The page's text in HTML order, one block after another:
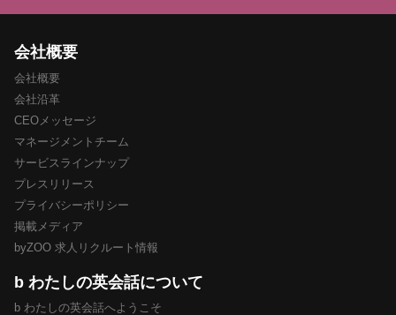
会社概要
会社概要
会社沿革
CEOメッセージ
マネージメントチーム
サービスラインナップ
プレスリリース
プライバシーポリシー
掲載メディア
byZOO 求人リクルート情報
b わたしの英会話について
b わたしの英会話へようこそ